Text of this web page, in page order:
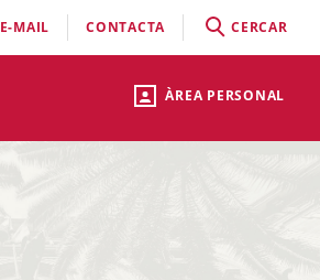
ÀREA PERSONAL
E-MAIL CONTACTA CERCAR